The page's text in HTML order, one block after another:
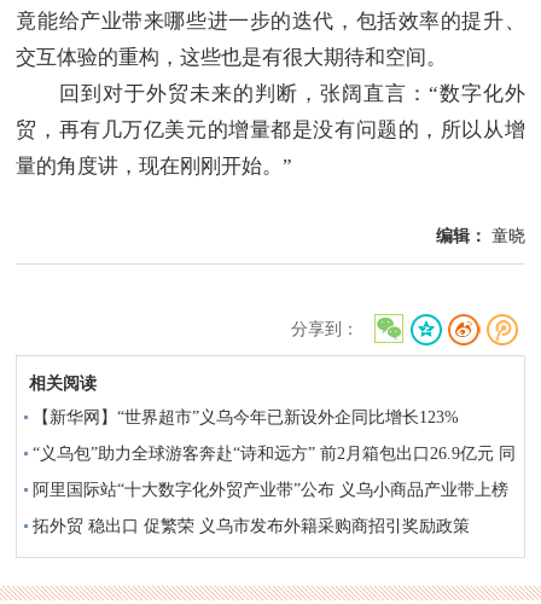
竟能给产业带来哪些进一步的迭代，包括效率的提升、
交互体验的重构，这些也是有很大期待和空间。
回到对于外贸未来的判断，张阔直言：“数字化外
贸，再有几万亿美元的增量都是没有问题的，所以从增
量的角度讲，现在刚刚开始。”
编辑： 童晓
分享到：
相关阅读
【新华网】“世界超市”义乌今年已新设外企同比增长123%
“义乌包”助力全球游客奔赴“诗和远方” 前2月箱包出口26.9亿元 同
比增长26.2%
阿里国际站“十大数字化外贸产业带”公布 义乌小商品产业带上榜
拓外贸 稳出口 促繁荣 义乌市发布外籍采购商招引奖励政策